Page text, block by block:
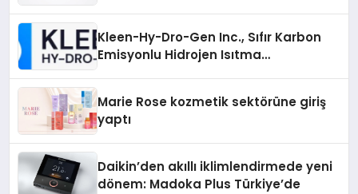
Kleen-Hy-Dro-Gen Inc., Sıfır Karbon
Emisyonlu Hidrojen Isıtma
Marie Rose kozmetik sektörüne giriş
yaptı
Daikin’den akıllı iklimlendirmede yeni
dönem: Madoka Plus Türkiye’de